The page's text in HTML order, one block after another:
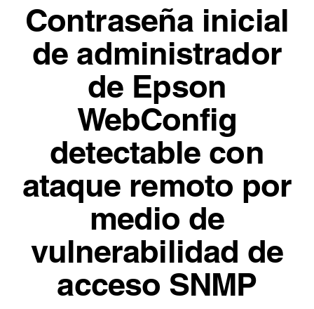
Contraseña inicial
de administrador
de Epson
WebConfig
detectable con
ataque remoto por
medio de
vulnerabilidad de
acceso SNMP